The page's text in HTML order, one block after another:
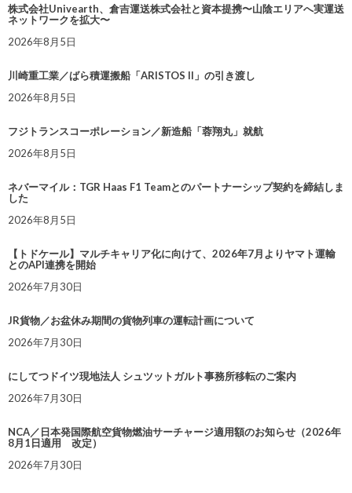
株式会社Univearth、倉吉運送株式会社と資本提携〜山陰エリアへ実運送
ネットワークを拡大〜
2026年8月5日
川崎重工業／ばら積運搬船「ARISTOS II」の引き渡し
2026年8月5日
フジトランスコーポレーション／新造船「蓉翔丸」就航
2026年8月5日
ネバーマイル：TGR Haas F1 Teamとのパートナーシップ契約を締結しま
した
2026年8月5日
【トドケール】マルチキャリア化に向けて、2026年7月よりヤマト運輸
とのAPI連携を開始
2026年7月30日
JR貨物／お盆休み期間の貨物列車の運転計画について
2026年7月30日
にしてつドイツ現地法人 シュツットガルト事務所移転のご案内
2026年7月30日
NCA／日本発国際航空貨物燃油サーチャージ適用額のお知らせ（2026年
8月1日適用 改定）
2026年7月30日